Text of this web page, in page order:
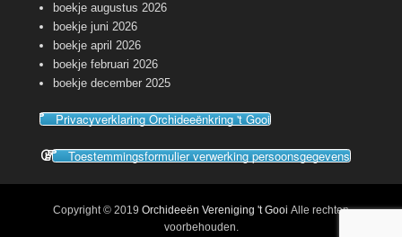
boekje augustus 2026
boekje juni 2026
boekje april 2026
boekje februari 2026
boekje december 2025
Privacyverklaring Orchideeënkring 't Gooi
Toestemmingsformulier verwerking persoonsgegevens
Copyright © 2019 Orchideeën Vereniging 't Gooi Alle rechten
voorbehouden.